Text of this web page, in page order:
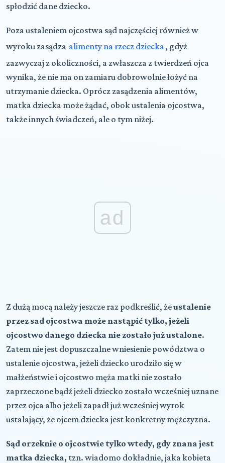
spłodzić dane dziecko.
Poza ustaleniem ojcostwa sąd najczęściej również w
wyroku zasądza alimenty na rzecz dziecka , gdyż
zazwyczaj z okoliczności, a zwłaszcza z twierdzeń ojca
wynika, że nie ma on zamiaru dobrowolnie łożyć na
utrzymanie dziecka. Oprócz zasądzenia alimentów,
matka dziecka może żądać, obok ustalenia ojcostwa,
także innych świadczeń, ale o tym niżej.
ad
Z dużą mocą należy jeszcze raz podkreślić, żeustalenie
przez sad ojcostwa może nastąpić tylko, jeżeli
ojcostwo danego dziecka nie zostało już ustalone.
Zatem nie jest dopuszczalne wniesienie powództwa o
ustalenie ojcostwa, jeżeli dziecko urodziło się w
małżeństwie i ojcostwo męża matki nie zostało
zaprzeczone bądź jeżeli dziecko zostało wcześniej uznane
przez ojca albo jeżeli zapadł już wcześniej wyrok
ustalający, że ojcem dziecka jest konkretny mężczyzna.
Sąd orzeknie o ojcostwie tylko wtedy, gdy znana jest
matka dziecka, tzn. wiadomo dokładnie, jaka kobieta